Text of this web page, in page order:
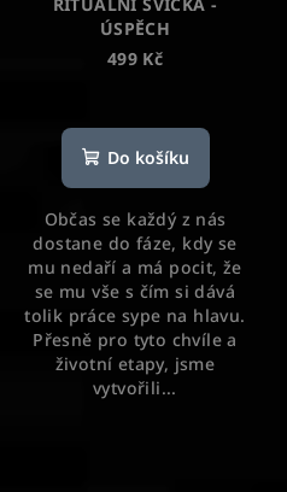
ÚSPĚCH
499 Kč
hodnocení
produktu
z
5
hvězdiček.
Do košíku
Občas se každý z nás
dostane do fáze, kdy se
mu nedaří a má pocit, že
se mu vše s čím si dává
tolik práce sype na hlavu.
Přesně pro tyto chvíle a
životní etapy, jsme
vytvořili...